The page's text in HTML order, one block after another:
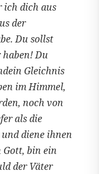
ich dich aus
der
Du sollst
Du
Gleichnis
im Himmel,
noch von
als die
diene ihnen
Gott, bin ein
der Väter